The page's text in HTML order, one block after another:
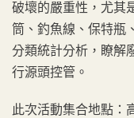
破壞的嚴重性，尤其
筒、釣魚線、保特瓶
分類統計分析，瞭解
行源頭控管。
此次活動集合地點：